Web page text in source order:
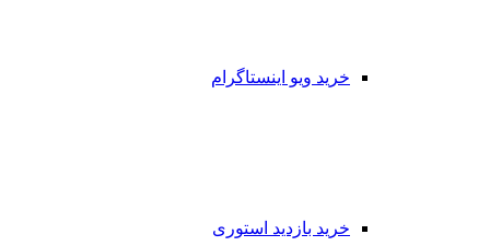
خرید ویو اینستاگرام
خرید بازدید استوری